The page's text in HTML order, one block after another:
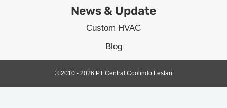
News & Update
Custom HVAC
Blog
© 2010 - 2026 PT Central Coolindo Lestari